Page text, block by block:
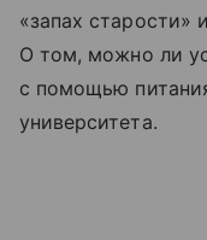
«запах старости»
О том, можно ли
с помощью
университета.